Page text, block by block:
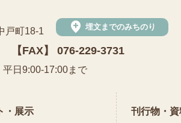
ター
戸町18-1 add_location 埋文までのみちのり
【FAX】 076-229-3731
日9:00-17:00まで
・展示 刊行物・